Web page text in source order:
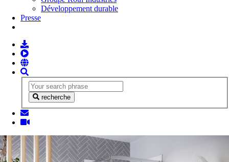
Développement durable
Presse
recherche